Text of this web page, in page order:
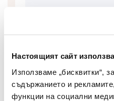
Настоящият сайт
Използваме „бисквитки“,
съдържанието и
функции на социални
Цвят На Мастилото
Цвят На Корпуса
Дебелина На Писане
(мм)